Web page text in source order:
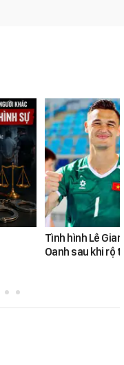
Tình hình Lê
Oanh sau khi rộ